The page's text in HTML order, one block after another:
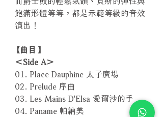
飽滿形體等等，都是示範等級的音效
演出！
【曲目】
＜Side A＞
01. Place Dauphine 太子廣場
02. Prelude 序曲
03. Les Mains D'Elsa 愛爾沙的手
04. Paname 帕納美